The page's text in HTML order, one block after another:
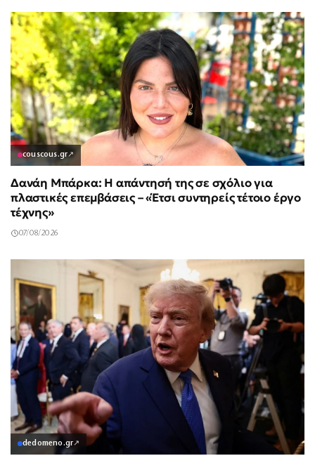
couscous.gr↗
Δανάη Μπάρκα: Η απάντησή της σε σχόλιο για
πλαστικές επεμβάσεις – «Έτσι συντηρείς τέτοιο έργο
τέχνης»
07/08/2026
dedomeno.gr↗